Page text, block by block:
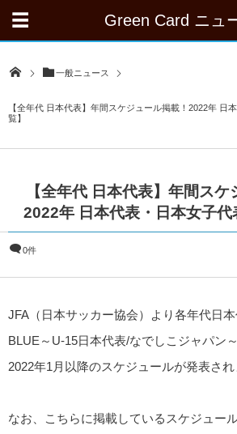
Green Card ニュ
一般ニュース
【全年代 日本代表】年間スケジュール掲載！2022年 日
覧】
【全年代 日本代表】年間スケ
2022年 日本代表・日本女子代
0件
JFA（日本サッカー協会）より各年代日
BLUE～U-15日本代表/なでしこジャパン
2022年1月以降のスケジュールが発表され
なお、こちらに掲載しているスケジュー